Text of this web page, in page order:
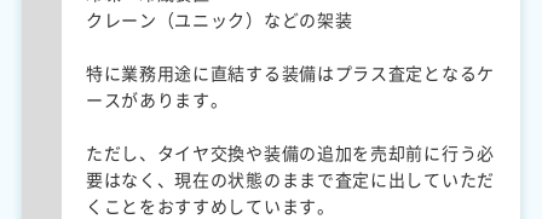
クレーン（ユニック）などの架装
特に業務用途に直結する装備はプラス査定となるケ
ースがあります。
ただし、タイヤ交換や装備の追加を売却前に行う必
要はなく、現在の状態のままで査定に出していただ
くことをおすすめしています。